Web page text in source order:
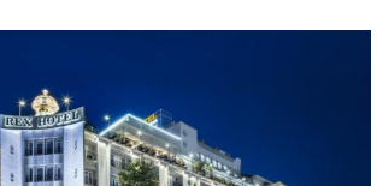
Hạng mục: Cung cấp và